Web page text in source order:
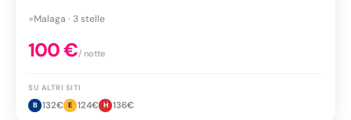
●Malaga · 3 stelle
100€/ notte
SU ALTRI SITI
B 132€ E 124€ H 136€